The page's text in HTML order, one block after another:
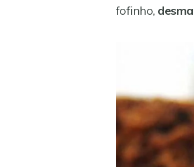
fofinho,